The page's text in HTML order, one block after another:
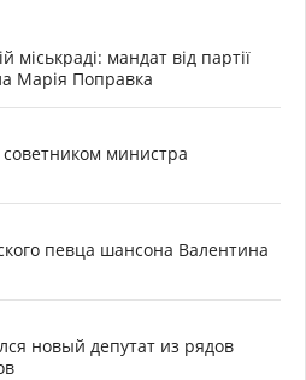
міськраді: мандат від партії
Марія Поправка
министра
певца шансона Валентина
новый депутат из рядов